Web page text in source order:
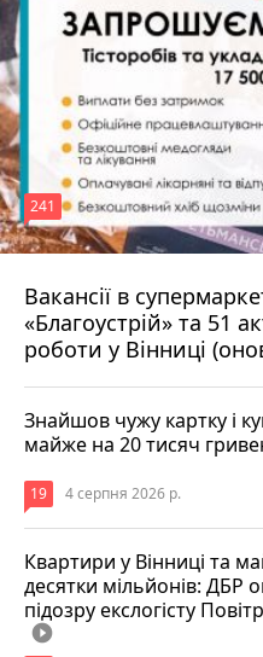
Вакансії в
«Благоустрій» та 51
роботи у Вінниці
241
4 серпня 2026 р.
Знайшов чужу картку і
майже на 20 тисяч
19 4 серпня 2026 р.
Квартири у Вінниці та
десятки мільйонів: ДБР
підозру екслогісту
play_circle_filled